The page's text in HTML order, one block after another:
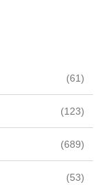
(61)
(123)
(689)
(53)